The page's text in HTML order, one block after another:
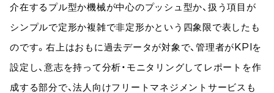
介在するプル型か機械が中心のプッシュ型か、扱う項目が
シンプルで定形か複雑で非定形かという四象限で表したも
のです。右上はおもに過去データが対象で、管理者がKPIを
設定し、意志を持って分析・モニタリングしてレポートを作
成する部分で、法人向けフリートマネジメントサービスも